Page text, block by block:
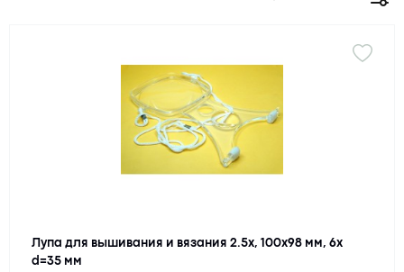
В моделях, представленных в каталоге, линзы изготовлены
из пластика, поэтому они имею дополнительное встроенное
увеличение, а также различаются наличием подсветки и
Купить такую модель можно в интернет-магазине
числе наложенным платежом. В Москве курьер доставит
выбранный товар прямо домой или в офис.
Лупа для вышивания и вязания 2.5х, 100х98 мм, 6х
d=35 мм